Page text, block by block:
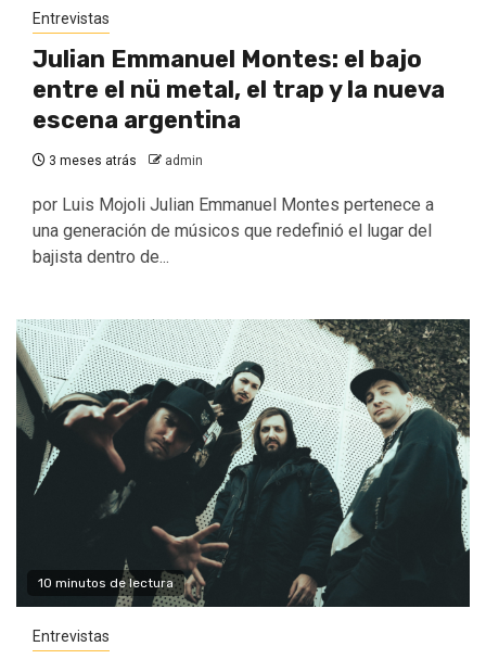
Entrevistas
Julian Emmanuel Montes: el bajo
entre el nü metal, el trap y la nueva
escena argentina
3 meses atrás admin
por Luis Mojoli Julian Emmanuel Montes pertenece a
una generación de músicos que redefinió el lugar del
bajista dentro de...
10 minutos de lectura
Entrevistas